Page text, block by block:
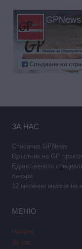
ЗА НАС
Списание GPNews
Връстник на GP
Единственото
лекари
12 месечни книжки на
МЕНЮ
Начало
За нас